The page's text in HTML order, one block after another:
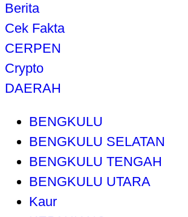
Berita
Cek Fakta
CERPEN
Crypto
DAERAH
BENGKULU
BENGKULU SELATAN
BENGKULU TENGAH
BENGKULU UTARA
Kaur